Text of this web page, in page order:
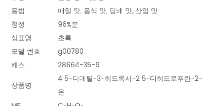
용법
매일 맛, 음식 맛, 담배 맛, 산업 맛
청정
96%분
상표명
초록
모델 번호
g00780
캐스
28664-35-9
상품명
4 5-디메틸-3-히드록시-2 5-디히드로푸란-2-
온